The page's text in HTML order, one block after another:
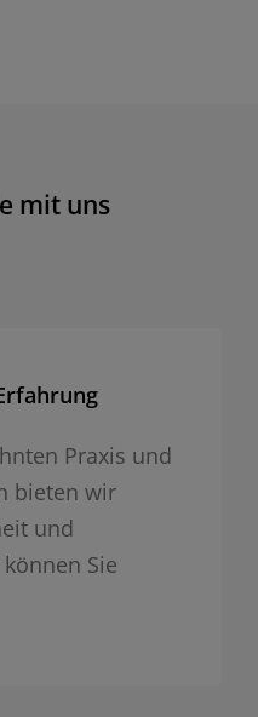
mit uns
Praxis und
bieten wir
und
Sie